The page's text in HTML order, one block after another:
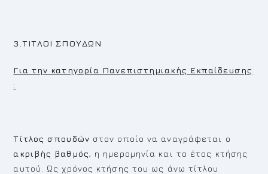
3.ΤΙΤΛΟΙ ΣΠΟΥΔΩΝ
Για την κατηγορία Πανεπιστημιακής Εκπαίδευσης
:
Τίτλος σπουδών στον οποίο να αναγράφεται ο
ακριβής βαθμός, η ημερομηνία και το έτος κτήσης
αυτού. Ως χρόνος κτήσης του ως άνω τίτλου